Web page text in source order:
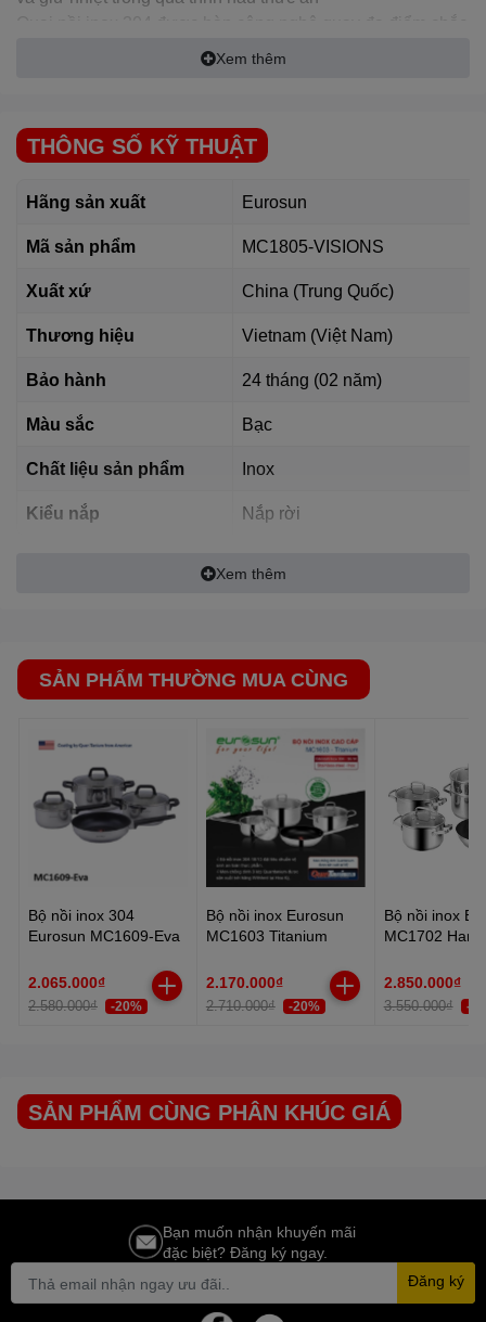
Bếp gas, máy rửa bát
Đặc biệt với bếp từ hiệu quả tiết kiệm trên 30% điện năng
Xem thêm
THÔNG SỐ KỸ THUẬT
Hãng sản xuất Eurosun
Mã sản phẩm MC1805-VISIONS
Xuất xứ China (Trung Quốc)
Thương hiệu Vietnam (Việt Nam)
Bảo hành 24 tháng (02 năm)
Màu sắc Bạc
Chất liệu sản phẩm Inox
Kiểu nắp Nắp rời
Xem thêm
SẢN PHẨM THƯỜNG MUA CÙNG
Bộ nồi inox 304
Eurosun MC1609-Eva
2.065.000₫
2.580.000₫ -20%
Bộ nồi inox Eurosun
MC1603 Titanium
2.170.000₫
2.710.000₫ -20%
Bộ nồi inox
MC1702
2.850.000₫
3.550.000₫ -
SẢN PHẨM CÙNG PHÂN KHÚC GIÁ
Bạn muốn nhận khuyến mãi
đặc biệt? Đăng ký ngay.
Đăng ký